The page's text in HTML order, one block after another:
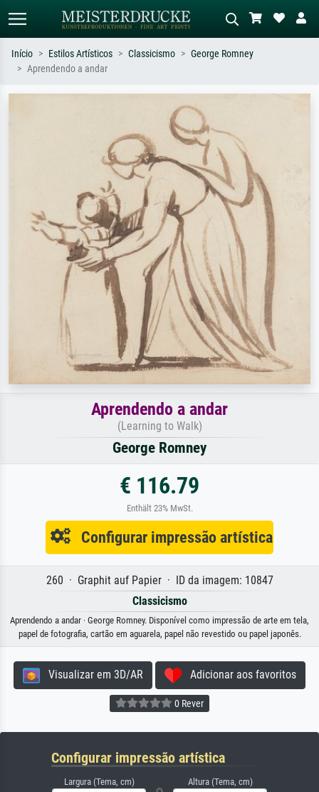
impressionismo, onda de Hokusai, nu.
Descreva a cena – ex: prado verde,
abstrato com muito vermelho, pintura
a óleo escura, nu em pé ao lado de
uma árvore.
Início Estilos Artísticos Classicismo
George Romney
Aprendendo a andar
Aprendendo a andar
(Learning to Walk)
George Romney
€ 116.79
Enthält 23% MwSt.
Configurar impressão artística
260 · Graphit auf Papier · ID da imagem: 10847
Classicismo
Aprendendo a andar · George Romney. Disponível como impressão de arte em tela,
papel de fotografia, cartão em aguarela, papel não revestido ou papel japonês.
Visualizar em 3D/AR Adicionar aos favoritos
0 Rever
Configurar impressão artística
Largura (Tema, cm) Altura (Tema, cm)